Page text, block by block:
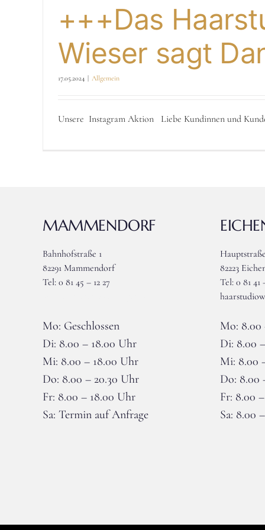
+++Das
Wieser sagt
17.05.2024 Allgemein
Unsere Instagram Aktion Liebe Kundinnen und
MAMMENDORF
Bahnhofstraße 1
82291 Mammendorf
Tel: 0 81 45 – 12 27
Mo: Geschlossen
Di: 8.00 – 18.00 Uhr
Mi: 8.00 – 18.00 Uhr
Do: 8.00 – 20.30 Uhr
Fr: 8.00 – 18.00 Uhr
Sa: Termin auf Anfrage
82223
Tel: 0 81 41
Mo: 8.00
Di: 8.00
Mi: 8.00
Do: 8.00
Fr: 8.00
Sa: 8.00